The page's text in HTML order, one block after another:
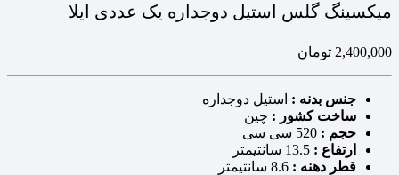
میکسینگ گلس استیل دوجداره یک عددی ایلا
2,400,000 تومان
جنس بدنه : استیل دوجداره
ساخت کشور : چین
حجم :
ارتفاع :
قطر دهنه :